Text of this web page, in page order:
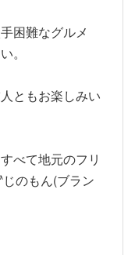
困難なグルメ
。
ともお楽しみい
べて地元のフリ
のもん(ブラン